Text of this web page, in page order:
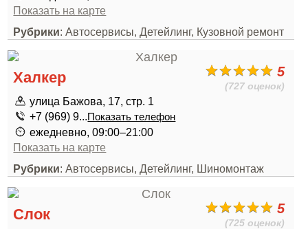
Показать на карте
Рубрики: Автосервисы, Детейлинг, Кузовной ремонт
5
(727 оценок)
Халкер
улица Бажова, 17, стр. 1
+7 (969) 9...Показать телефон
ежедневно, 09:00–21:00
Показать на карте
Рубрики: Автосервисы, Детейлинг, Шиномонтаж
5
(725 оценок)
Слок